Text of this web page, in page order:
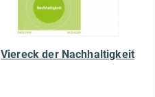
Viereck der Nachhaltigkeit